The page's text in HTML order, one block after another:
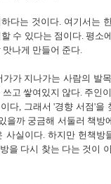
다는 것이다. 여기서는
수 있다는 점이다. 평소
나게 만들어 준다.
가 지나가는 사람의 발
고 쌓여있지 않다. 주인
다, 그래서 '경향 서점'을
을까 궁금해 서둘러 책방
실이다. 하지만 헌책방
을 다시 찾는 다는 것이